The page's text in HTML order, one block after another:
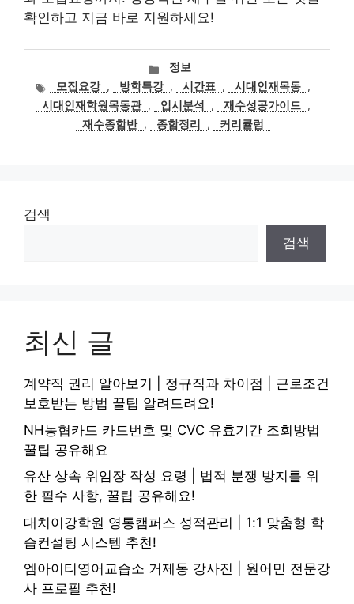
확인하고 지금 바로 지원하세요!
카
테
고
리
정보
태
그
모집요강 , 방학특강 , 시간표 , 시대인재목동 ,
시대인재학원목동관 , 입시분석 , 재수성공가이드 ,
재수종합반 , 종합정리 , 커리큘럼
검색
검색
최신 글
계약직 권리 알아보기 | 정규직과 차이점 | 근로조건
보호받는 방법 꿀팁 알려드려요!
NH농협카드 카드번호 및 CVC 유효기간 조회방법
꿀팁 공유해요
유산 상속 위임장 작성 요령 | 법적 분쟁 방지를 위
한 필수 사항, 꿀팁 공유해요!
대치이강학원 영통캠퍼스 성적관리 | 1:1 맞춤형 학
습컨설팅 시스템 추천!
엠아이티영어교습소 거제동 강사진 | 원어민 전문강
사 프로필 추천!